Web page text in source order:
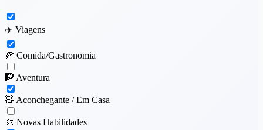
✈️ Viagens
🍕 Comida/Gastronomia
🧗 Aventura
🧸 Aconchegante / Em Casa
🎨 Novas Habilidades